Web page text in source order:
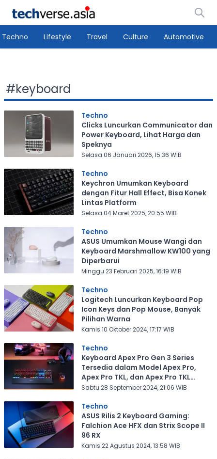
Techno Lifestyle Travel Culture Automotive
#keyboard
Techno
Clicks Luncurkan Communicator dan
Power Keyboard, Lihat Harga dan
Speknya
Selasa 06 Januari 2026, 15:36 WIB
Techno
Keychron Umumkan Keyboard
dengan Fitur Hall Effect, Bisa Konek
Lintas Platform
Selasa 04 Maret 2025, 20:55 WIB
Techno
ASUS Umumkan Mouse Wangi dan
Keyboard Marshmallow KW100 yang
Diperbarui
Minggu 23 Februari 2025, 16:19 WIB
Techno
Logitech Luncurkan Keyboard Pop
Icon Keys dan Pop Mouse, Banyak
Pilihan Warna
Kamis 10 Oktober 2024, 17:17 WIB
Techno
Keyboard Apex Pro Gen 3 Series
Tersedia dalam Model Apex Pro,
Apex Pro TKL, dan Apex Pro TKL
Wireless
Sabtu 28 September 2024, 21:06 WIB
Techno
ASUS Rilis 2 Keyboard Gaming:
Falchion Ace HFX dan Strix Scope II
96 RX
Kamis 22 Agustus 2024, 13:58 WIB